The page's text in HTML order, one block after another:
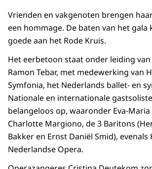
Vrienden en vakgenoten brengen
een hommage. De baten van het gala
goede aan het Rode Kruis.
Het eerbetoon staat onder leiding
Ramon Tebar, met medewerking van
Symfonia, het Nederlands ballet- en
Nationale en internationale
belangeloos op, waaronder Eva-
Charlotte Margiono, de 3 Baritons
Bakker en Ernst Daniël Smid), evenals
Nederlandse Opera.